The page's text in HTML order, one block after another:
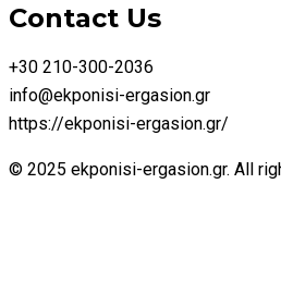
Contact Us
+30 210-300-2036
info@ekponisi-ergasion.gr
https://ekponisi-ergasion.gr/
© 2025 ekponisi-ergasion.gr. All